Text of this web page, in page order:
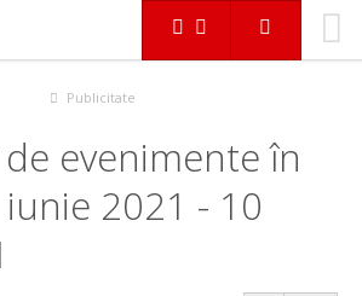
Publicitate
evenimente în
iunie 2021 - 10